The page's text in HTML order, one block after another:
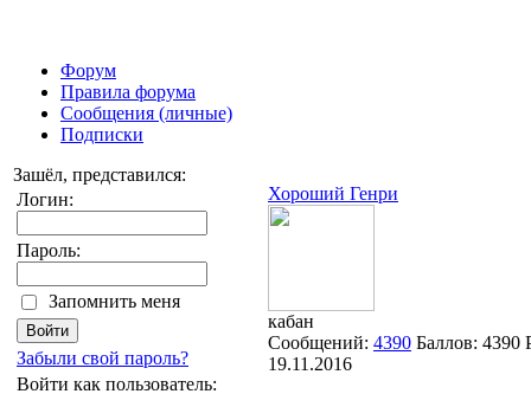
Форум
Правила форума
Сообщения (личные)
Подписки
Зашёл, представился:
Логин:
Пароль:
Запомнить меня
Забыли свой пароль?
Войти как пользователь:
Хороший Генри
кабан
Сообщений: 4390 Баллов: 4390
19.11.2016